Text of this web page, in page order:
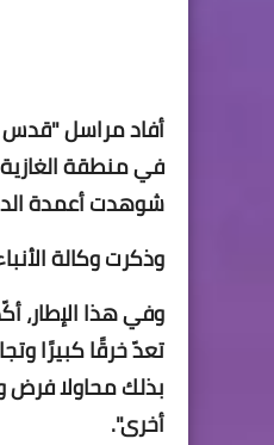
أفاد مراسل "قدس
في منطقة الغازية
شوهدت أعمدة
وذكرت وكالة الأنباء اللبنانية أن "15 جريحا في
وفي هذا الإطار،
تعدّ خرقًا كبيرًا
بذلك محاولا فرض
أخرى".